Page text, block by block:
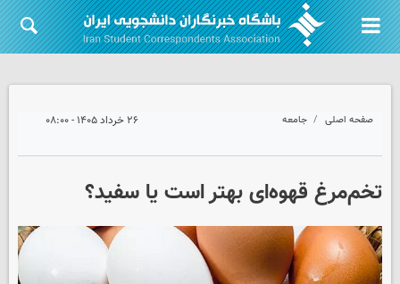
صفحه اصلی جامعه ۲۶ خرداد ۱۴۰۵ - ۰۸:۰۰
تخم‌مرغ قهوه‌ای بهتر است یا سفید؟